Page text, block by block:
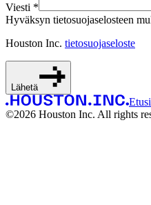
Viesti *
Hyväksyn tietosuojaselosteen
Houston Inc. tietosuojaseloste
Lähetä
©2026 Houston Inc. All rights